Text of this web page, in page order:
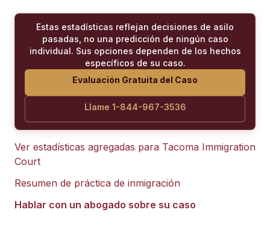
Estas estadísticas reflejan decisiones de asilo
pasadas, no una predicción de ningún caso
individual. Sus opciones dependen de los hechos
específicos de su caso.
Evaluación Gratuita del Caso
Llame 1-844-967-3536
Ver estadísticas agregadas para Tacoma Immigration
Court
Resumen de práctica de inmigración
Hablar con un abogado sobre su caso